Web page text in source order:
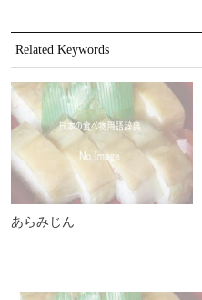
Related Keywords
あらみじん